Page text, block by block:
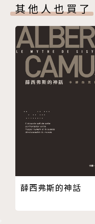
----
作者簡介
作者：李孝悌
台灣大學歷史系學士
語文委員會博士。曾
史語言研究所，現任
d University Asia
近世中國的逸樂與
《清末的下層社會啟
小結
第三章 白下瑣言：
一、歷史視野下的白
二、家世背景
三、白下瑣言與方志
四、回顧《客座贅語
第四章 明清的統治
一、明清的宗教論述
第五章 清中葉以降
一、明清開封
其他人也買了
薛西弗斯的神話